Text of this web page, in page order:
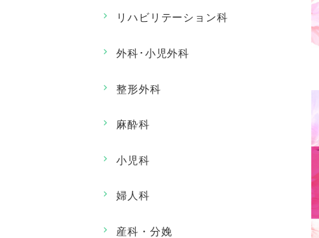
リハビリテーション科
外科･小児外科
整形外科
麻酔科
小児科
婦人科
産科・分娩